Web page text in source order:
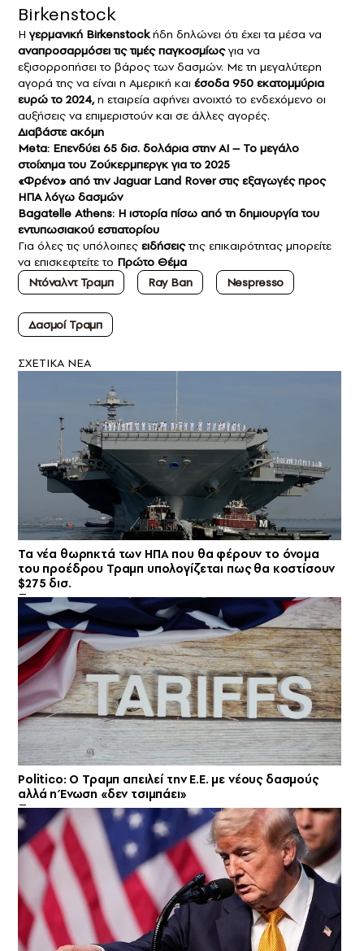
Birkenstock
Η γερμανική Birkenstockήδη δηλώνει ότι έχει τα μέσα να
αναπροσαρμόσει τις τιμές παγκοσμίωςγια να
εξισορροπήσει το βάρος των δασμών. Με τη μεγαλύτερη
αγορά της να είναι η Αμερική και έσοδα 950 εκατομμύρια
ευρώ το 2024,η εταιρεία αφήνει ανοιχτό το ενδεχόμενο οι
αυξήσεις να επιμεριστούν και σε άλλες αγορές.
Διαβάστε ακόμη
Meta: Επενδύει 65 δισ. δολάρια στην AI – Το μεγάλο
στοίχημα του Ζούκερμπεργκ για το 2025
«Φρένο» από την Jaguar Land Rover στις εξαγωγές προς
ΗΠΑ λόγω δασμών
Bagatelle Athens: Η ιστορία πίσω από τη δημιουργία του
εντυπωσιακού εστιατορίου
Για όλες τις υπόλοιπες ειδήσειςτης επικαιρότητας μπορείτε
να επισκεφτείτε το Πρώτο Θέμα
Ντόναλντ Τραμπ
Ray Ban Nespresso
Δασμοί Τραμπ
ΣXETIKA NEA
Τα νέα θωρηκτά των ΗΠΑ που θα φέρουν το όνομα
του προέδρου Τραμπ υπολογίζεται πως θα κοστίσουν
$275 δισ.
Politico: Ο Τραμπ απειλεί την Ε.Ε. με νέους δασμούς
αλλά η Ένωση «δεν τσιμπάει»